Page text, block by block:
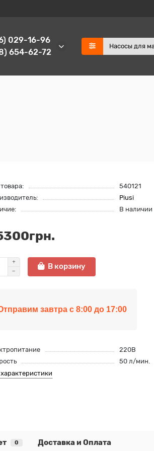
029-16-96
654-62-72
540121
Piusi
В наличии
В корзину
завтра с 8:00 до 17:00
220В
50 л/мин.
0 Доставка и Оплата